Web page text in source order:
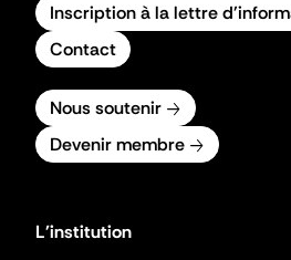
Inscription à la lettre
Contact
Nous soutenir
Devenir membre
L'institution